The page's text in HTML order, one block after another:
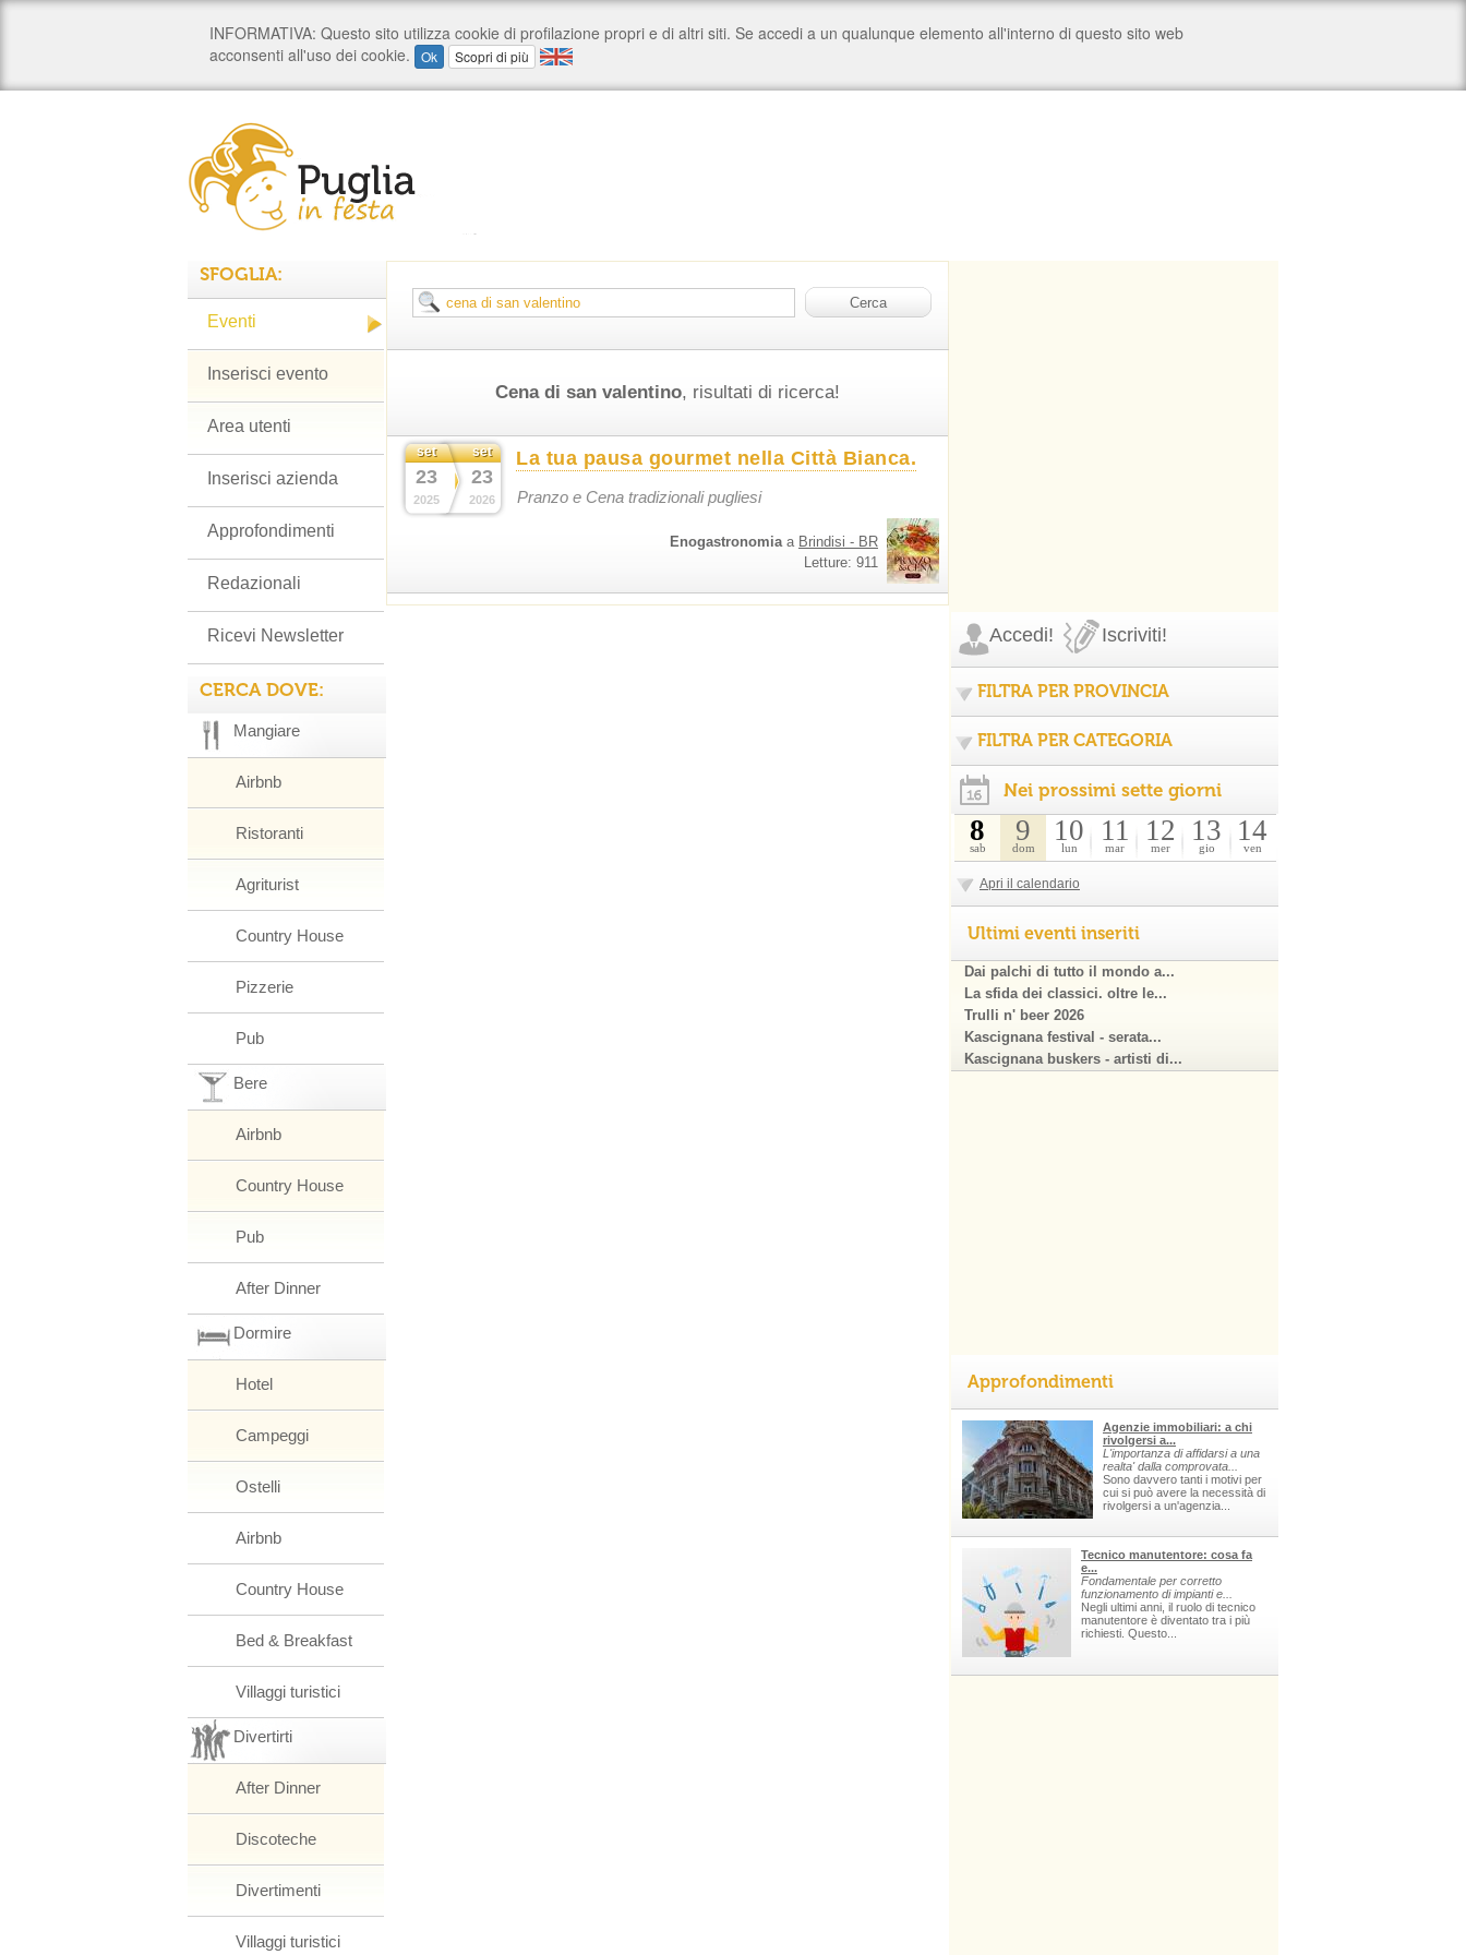
Cena di san valentino, risultati di ricerca!
set
23
2025
set
23
2026
La tua pausa gourmet nella Città Bianca.
Pranzo e Cena tradizionali pugliesi
Enogastronomiaa Brindisi - BR
Letture: 911
SFOGLIA:
Eventi
Inserisci evento
Area utenti
Inserisci azienda
Approfondimenti
Redazionali
Ricevi Newsletter
CERCA DOVE:
Mangiare
Airbnb
Ristoranti
Agriturist
Country House
Pizzerie
Pub
Bere
Airbnb
Country House
Pub
After Dinner
Dormire
Hotel
Campeggi
Ostelli
Airbnb
Country House
Bed & Breakfast
Villaggi turistici
Divertirti
After Dinner
Discoteche
Divertimenti
Villaggi turistici
Accedi! Iscriviti!
FILTRA PER PROVINCIA
FILTRA PER CATEGORIA
Nei prossimi sette giorni
8
sab
9
dom
10
lun
11
mar
12
mer
13
gio
14
ven
Apri il calendario
Ultimi eventi inseriti
Dai palchi di tutto il mondo a...
La sfida dei classici. oltre le...
Trulli n' beer 2026
Kascignana festival - serata...
Kascignana buskers - artisti di...
Approfondimenti
Agenzie immobiliari: a chi
rivolgersi a...
L'importanza di affidarsi a una
realta' dalla comprovata...
Sono davvero tanti i motivi per
cui si può avere la necessità di
rivolgersi a un'agenzia...
Tecnico manutentore: cosa fa
e...
Fondamentale per corretto
funzionamento di impianti e...
Negli ultimi anni, il ruolo di tecnico
manutentore è diventato tra i più
richiesti. Questo...